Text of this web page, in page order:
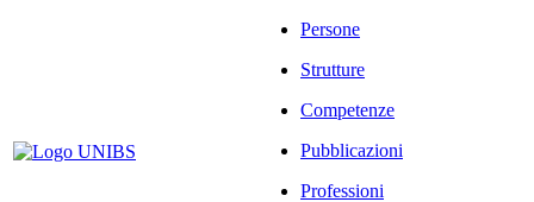
Persone
Strutture
Competenze
Pubblicazioni
Professioni